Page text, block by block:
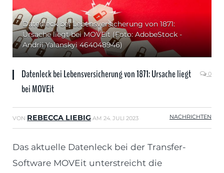
Datenleck bei Lebensversicherung von 1871:
Ursache liegt bei MOVEit (Foto: AdobeStock -
Andrii Yalanskyi 464048946)
Datenleck bei Lebensversicherung von 1871: Ursache liegt
bei MOVEit
0
VON REBECCA LIEBIG AM 24. JULI 2023 NACHRICHTEN
Das aktuelle Datenleck bei der Transfer-
Software MOVEit unterstreicht die